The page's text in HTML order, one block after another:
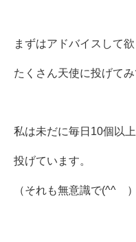
まずはアドバイスして
たくさん天使に投げて
私は未だに毎日10個以
投げています。
（それも無意識で(^^ゞ）